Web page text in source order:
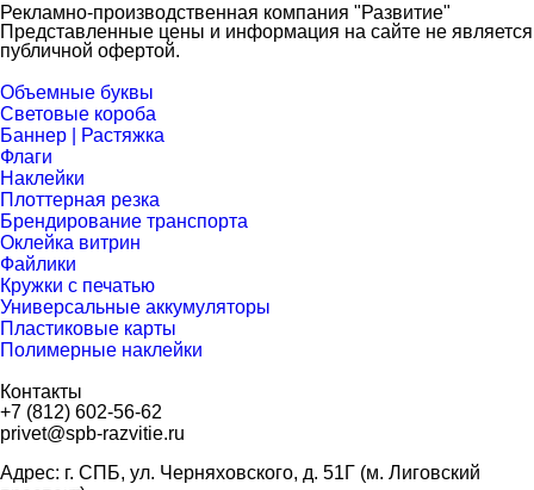
Рекламно-производственная компания "Развитие"
Представленные цены и информация на сайте не является
публичной офертой.
Объемные буквы
Световые короба
Баннер | Растяжка
Флаги
Наклейки
Плоттерная резка
Брендирование транспорта
Оклейка витрин
Файлики
Кружки с печатью
Универсальные аккумуляторы
Пластиковые карты
Полимерные наклейки
Контакты
+7 (812) 602-56-62
privet@spb-razvitie.ru
Адрес: г. СПБ, ул. Черняховского, д. 51Г (м. Лиговский